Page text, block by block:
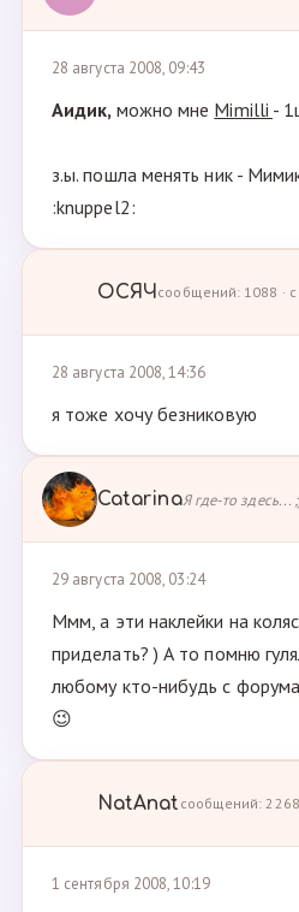
28 августа 2008, 09:43
Аидик, можно мне Mimilli -
з.ы. пошла менять ник -
:knuppel2:
ОСЯЧсообщений: 1088 · с
28 августа 2008, 14:36
я тоже хочу безниковую
CatarinaЯ где-то здесь...
29 августа 2008, 03:24
Ммм, а эти наклейки на
приделать? ) А то помню
любому кто-нибудь с
😉
NatAnat сообщений: 2268
1 сентября 2008, 10:19